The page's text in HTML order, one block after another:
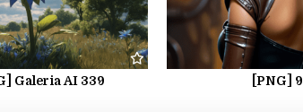
Galeria AI 339 [PNG] 9